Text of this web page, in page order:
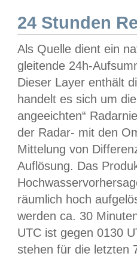
24 Stunden
Als Quelle dient ein
gleitende 24h-
Dieser Layer enthält
handelt es sich um
angeeichten“
der Radar- mit den
Mittelung von
Auflösung. Das
räumlich hoch
werden ca. 30
UTC ist gegen 0130
stehen für die letzten